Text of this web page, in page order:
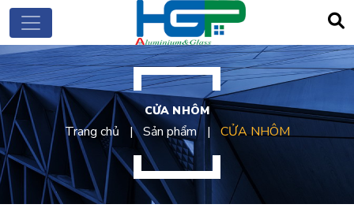
CỬA NHÔM
Trang chủ Sản phẩm CỬA NHÔM